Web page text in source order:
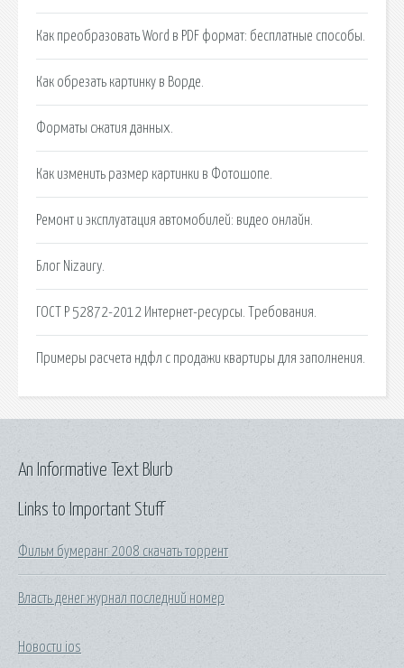
Как преобразовать Word в PDF формат: бесплатные способы.
Как обрезать картинку в Ворде.
Форматы сжатия данных.
Как изменить размер картинки в Фотошопе.
Ремонт и эксплуатация автомобилей: видео онлайн.
Блог Nizaury.
ГОСТ Р 52872-2012 Интернет-ресурсы. Требования.
Примеры расчета ндфл с продажи квартиры для заполнения.
Links to Important Stuff
Фильм бумеранг 2008 скачать торрент
Власть денег журнал последний номер
Новости ios
An Informative Text Blurb